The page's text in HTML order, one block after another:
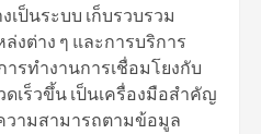
ป็นระบบ เก็บรวบรวม
งต่าง ๆ และการบริการ
รทำงานการเชื่อมโยงกับ
เร็วขึ้น เป็นเครื่องมือสำคัญ
วามสามารถตามข้อมูล